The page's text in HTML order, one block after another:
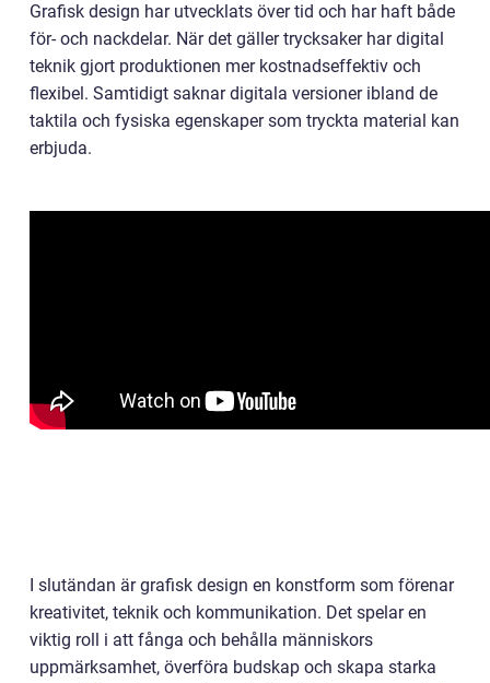
Grafisk design har utvecklats över tid och har haft både
för- och nackdelar. När det gäller trycksaker har digital
teknik gjort produktionen mer kostnadseffektiv och
flexibel. Samtidigt saknar digitala versioner ibland de
taktila och fysiska egenskaper som tryckta material kan
erbjuda.
I slutändan är grafisk design en konstform som förenar
kreativitet, teknik och kommunikation. Det spelar en
viktig roll i att fånga och behålla människors
uppmärksamhet, överföra budskap och skapa starka